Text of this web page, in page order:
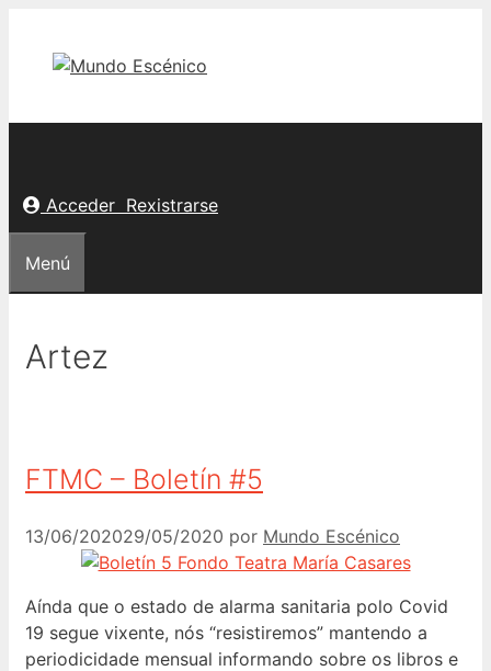
contido
Acceder Rexistrarse
Menú
Artez
FTMC – Boletín #5
13/06/202029/05/2020 por Mundo Escénico
Aínda que o estado de alarma sanitaria polo Covid
19 segue vixente, nós “resistiremos” mantendo a
periodicidade mensual informando sobre os libros e